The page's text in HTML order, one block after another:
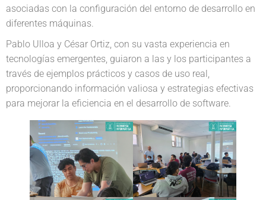
asociadas con la configuración del entorno de desarrollo en
diferentes máquinas.
Pablo Ulloa y César Ortiz, con su vasta experiencia en
tecnologías emergentes, guiaron a las y los participantes a
través de ejemplos prácticos y casos de uso real,
proporcionando información valiosa y estrategias efectivas
para mejorar la eficiencia en el desarrollo de software.